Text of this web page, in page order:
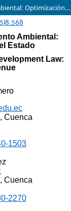
Proyecto de reforma a la Ley de Fomento Ambiental: Optimización de los Ingresos del Estado